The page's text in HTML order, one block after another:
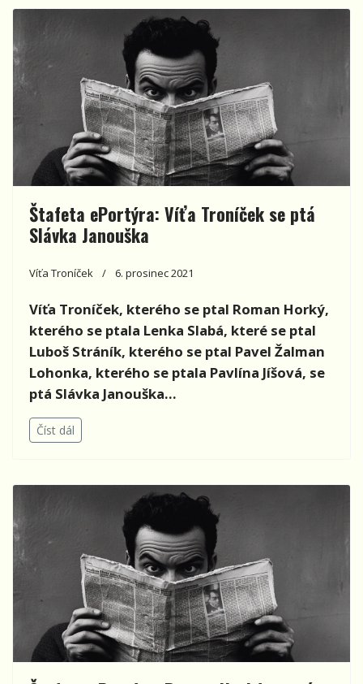
Štafeta ePortýra: Víťa Troníček se ptá
Slávka Janouška
Víťa Troníček 6. prosinec 2021
Víťa Troníček, kterého se ptal Roman Horký,
kterého se ptala Lenka Slabá, které se ptal
Luboš Stráník, kterého se ptal Pavel Žalman
Lohonka, kterého se ptala Pavlína Jíšová, se
ptá Slávka Janouška...
Číst dál